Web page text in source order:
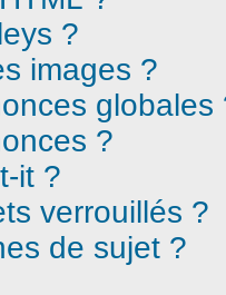
?
images ?
globales
?
it ?
verrouillés ?
de sujet ?